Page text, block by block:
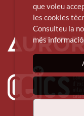
que voleu
les cookies
Consulteu la
més